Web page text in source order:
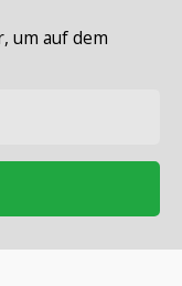
um auf dem